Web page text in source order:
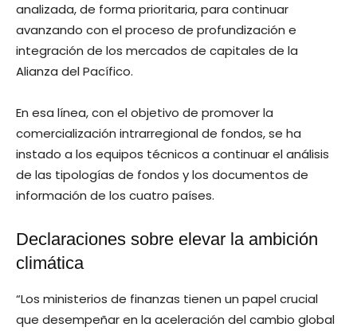
analizada, de forma prioritaria, para continuar
avanzando con el proceso de profundización e
integración de los mercados de capitales de la
Alianza del Pacífico.
En esa línea, con el objetivo de promover la
comercialización intrarregional de fondos, se ha
instado a los equipos técnicos a continuar el análisis
de las tipologías de fondos y los documentos de
información de los cuatro países.
Declaraciones sobre elevar la ambición
climática
“Los ministerios de finanzas tienen un papel crucial
que desempeñar en la aceleración del cambio global